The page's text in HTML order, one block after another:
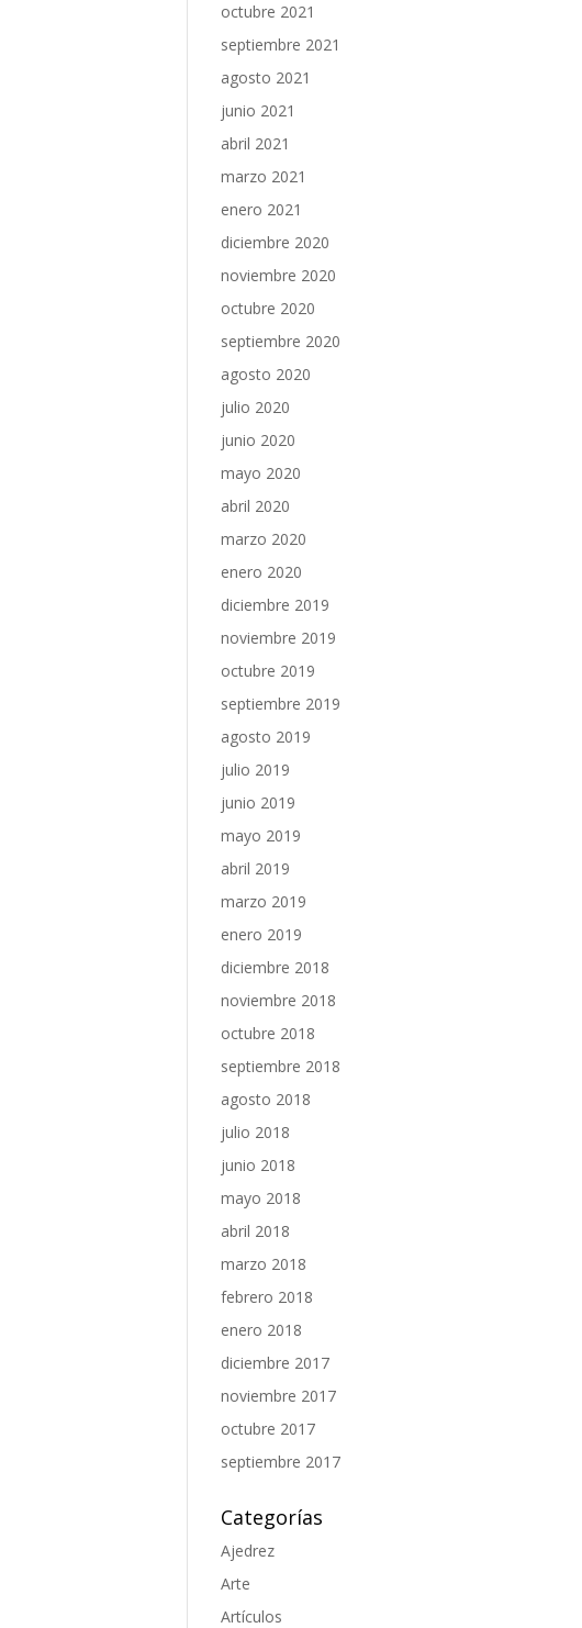
octubre 2021
septiembre 2021
agosto 2021
junio 2021
abril 2021
marzo 2021
enero 2021
diciembre 2020
noviembre 2020
octubre 2020
septiembre 2020
agosto 2020
julio 2020
junio 2020
mayo 2020
abril 2020
marzo 2020
enero 2020
diciembre 2019
noviembre 2019
octubre 2019
septiembre 2019
agosto 2019
julio 2019
junio 2019
mayo 2019
abril 2019
marzo 2019
enero 2019
diciembre 2018
noviembre 2018
octubre 2018
septiembre 2018
agosto 2018
julio 2018
junio 2018
mayo 2018
abril 2018
marzo 2018
febrero 2018
enero 2018
diciembre 2017
noviembre 2017
octubre 2017
septiembre 2017
Categorías
Ajedrez
Arte
Artículos